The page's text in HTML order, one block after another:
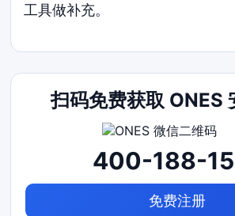
工具做补充。
扫码免费获取 ONES
400-188-
免费注册